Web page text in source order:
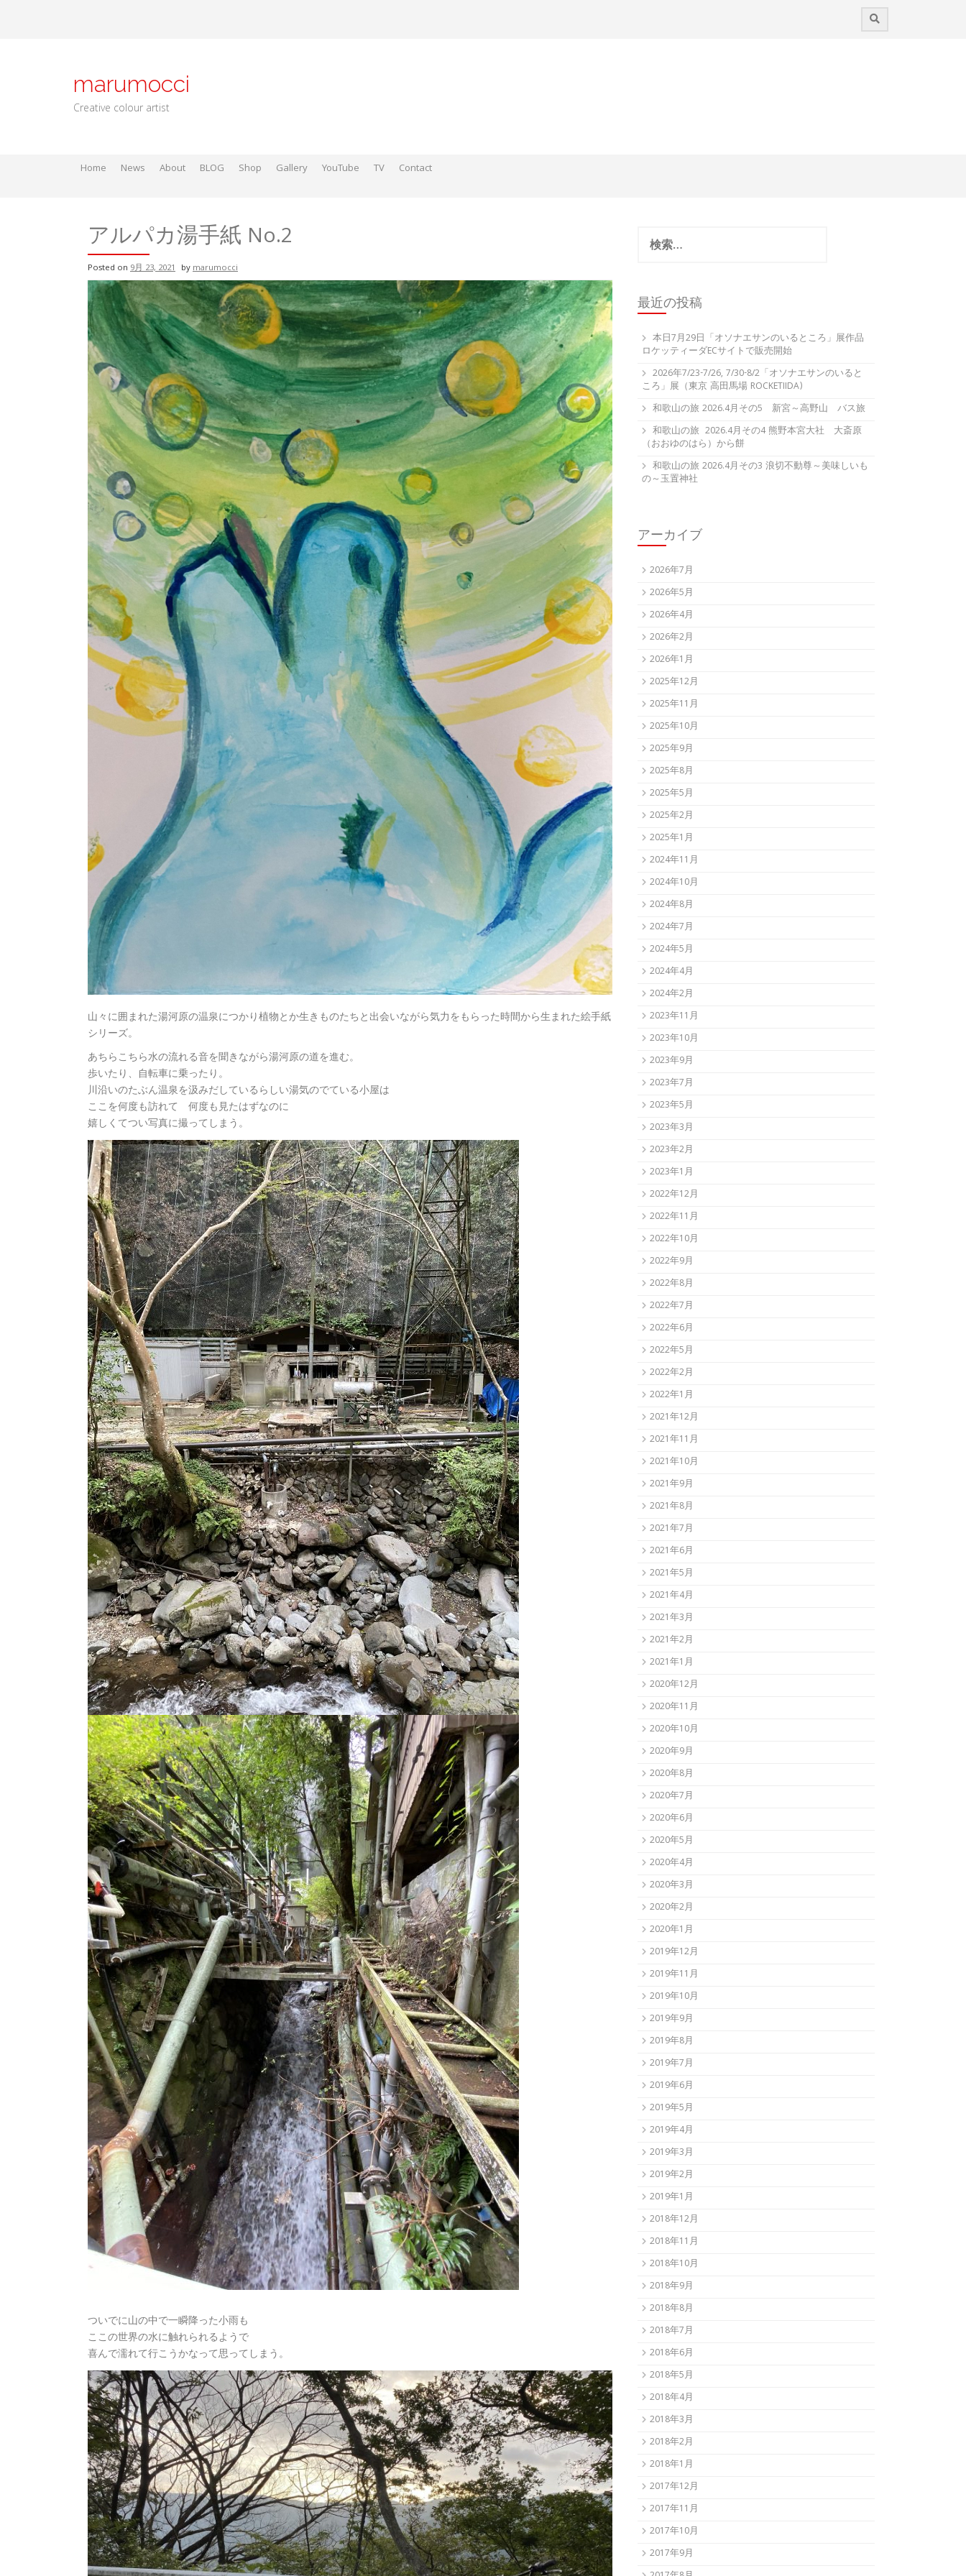
marumocci
Creative colour artist
Home News About BLOG Shop Gallery YouTube TV Contact
アルパカ湯手紙 No.2
Posted on 9月 23, 2021 bymarumocci
山々に囲まれた湯河原の温泉につかり植物とか生きものたちと出会いながら気力をもらった時間から生まれた絵手紙
シリーズ。
あちらこちら水の流れる音を聞きながら湯河原の道を進む。
歩いたり、自転車に乗ったり。
川沿いのたぶん温泉を汲みだしているらしい湯気のでている小屋は
ここを何度も訪れて 何度も見たはずなのに
嬉しくてつい写真に撮ってしまう。
ついでに山の中で一瞬降った小雨も
ここの世界の水に触れられるようで
喜んで濡れて行こうかなって思ってしまう。
最近の投稿
本日7月29日「オソナエサンのいるところ」展作品
ロケッティーダECサイトで販売開始
2026年7/23-7/26, 7/30-8/2「オソナエサンのいると
ころ」展（東京 高田馬場 ROCKETIIDA)
和歌山の旅 2026.4月その5 新宮～高野山 バス旅
和歌山の旅 2026.4月その4 熊野本宮大社 大斎原
（おおゆのはら）から餅
和歌山の旅 2026.4月その3 浪切不動尊～美味しいも
の～玉置神社
アーカイブ
2026年7月
2026年5月
2026年4月
2026年2月
2026年1月
2025年12月
2025年11月
2025年10月
2025年9月
2025年8月
2025年5月
2025年2月
2025年1月
2024年11月
2024年10月
2024年8月
2024年7月
2024年5月
2024年4月
2024年2月
2023年11月
2023年10月
2023年9月
2023年7月
2023年5月
2023年3月
2023年2月
2023年1月
2022年12月
2022年11月
2022年10月
2022年9月
2022年8月
2022年7月
2022年6月
2022年5月
2022年2月
2022年1月
2021年12月
2021年11月
2021年10月
2021年9月
2021年8月
2021年7月
2021年6月
2021年5月
2021年4月
2021年3月
2021年2月
2021年1月
2020年12月
2020年11月
2020年10月
2020年9月
2020年8月
2020年7月
2020年6月
2020年5月
2020年4月
2020年3月
2020年2月
2020年1月
2019年12月
2019年11月
2019年10月
2019年9月
2019年8月
2019年7月
2019年6月
2019年5月
2019年4月
2019年3月
2019年2月
2019年1月
2018年12月
2018年11月
2018年10月
2018年9月
2018年8月
2018年7月
2018年6月
2018年5月
2018年4月
2018年3月
2018年2月
2018年1月
2017年12月
2017年11月
2017年10月
2017年9月